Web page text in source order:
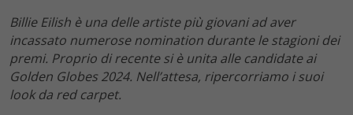
Billie Eilish è una delle artiste più giovani ad aver
incassato numerose nomination durante le stagioni dei
premi. Proprio di recente si è unita alle candidate ai
Golden Globes 2024. Nell’attesa, ripercorriamo i suoi
look da red carpet.